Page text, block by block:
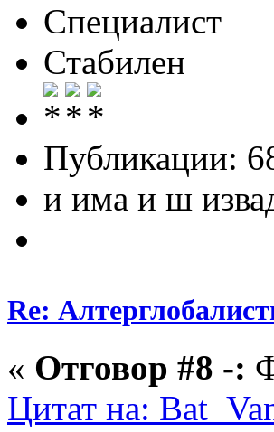
Специалист
Стабилен
Публикации:
и има и ш
Re:
« Отговор #8 -:
Цитат на: